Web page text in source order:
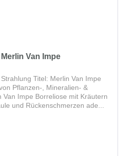
Van Impe
Titel: Merlin Van Impe
Pflanzen-, Mineralien- &
Impe Borreliose mit Kräutern
und Rückenschmerzen ade...